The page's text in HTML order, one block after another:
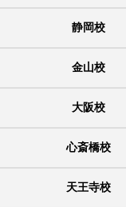
静岡校
金山校
大阪校
心斎橋校
天王寺校